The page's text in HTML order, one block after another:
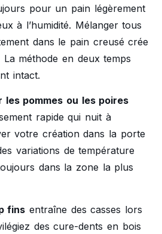
pour un pain légèrement
à l’humidité. Mélanger tous
dans le pain creusé crée
La méthode en deux temps
intact.
les pommes ou les poires
rapide qui nuit à
votre création dans la porte
variations de température
dans la zone la plus
fins entraîne des casses lors
des cure-dents en bois